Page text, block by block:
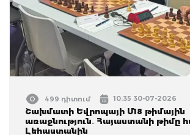
499 դիտում 10:35 30-07-2026
Շախմատի Եվրոպայի Մ18 թիմային
առաջնություն․ Հայաստանի թիմը
Լեհաստանին